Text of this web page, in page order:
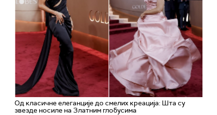
Од класичне елеганције до смелих креација: Шта су
звезде носиле на Златним глобусима